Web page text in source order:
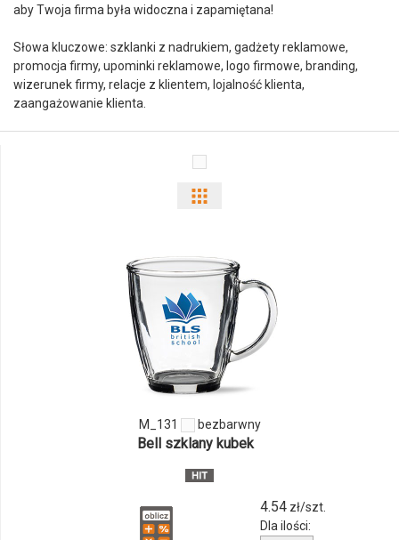
aby Twoja firma była widoczna i zapamiętana!
Słowa kluczowe: szklanki z nadrukiem, gadżety reklamowe,
promocja firmy, upominki reklamowe, logo firmowe, branding,
wizerunek firmy, relacje z klientem, lojalność klienta,
zaangażowanie klienta.
i
ilości
produktu
M_131
M_131 bezbarwny
Bell szklany kubek
4.54zł/szt.
Dla ilości: